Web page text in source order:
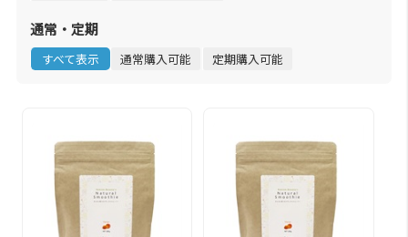
通常・定期
すべて表示 通常購入可能 定期購入可能